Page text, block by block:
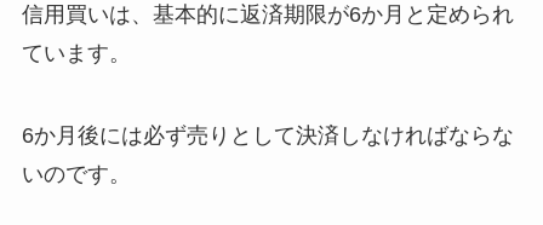
信用買いは、基本的に返済期限が6か月と定められ
ています。
6か月後には必ず売りとして決済しなければならな
いのです。